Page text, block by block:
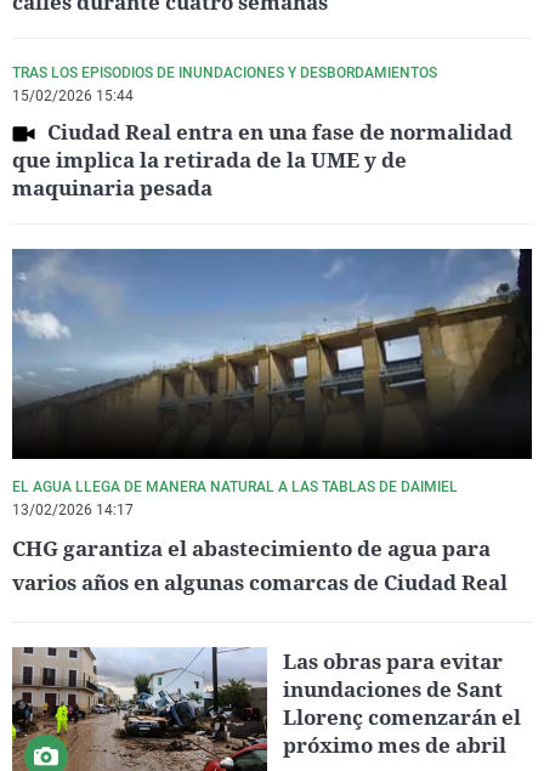
TRAS LOS EPISODIOS DE INUNDACIONES Y DESBORDAMIENTOS
15/02/2026 15:44
Ciudad Real entra en una fase de normalidad
que implica la retirada de la UME y de
maquinaria pesada
EL AGUA LLEGA DE MANERA NATURAL A LAS TABLAS DE DAIMIEL
13/02/2026 14:17
CHG garantiza el abastecimiento de agua para
varios años en algunas comarcas de Ciudad Real
Las obras para evitar
inundaciones de Sant
Llorenç comenzarán el
próximo mes de abril